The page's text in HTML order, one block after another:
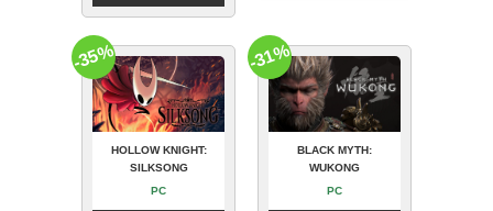
HOLLOW KNIGHT:
SILKSONG
PC
-35%
BLACK MYTH:
WUKONG
PC
-31%